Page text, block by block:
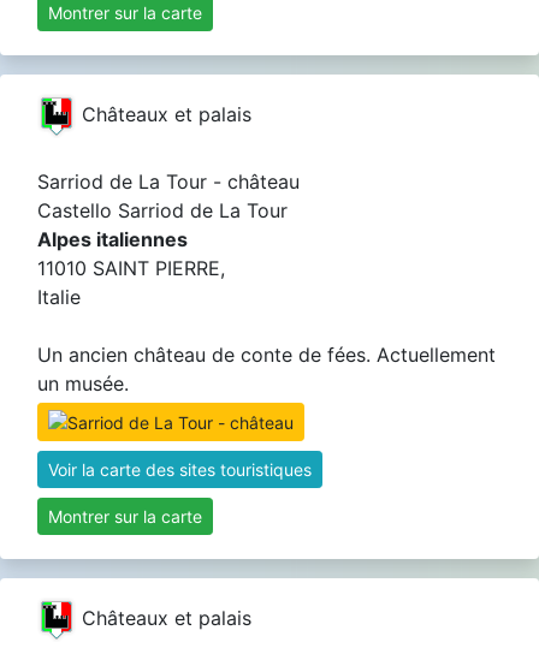
Montrer sur la carte
Châteaux et palais
Sarriod de La Tour - château
Castello Sarriod de La Tour
Alpes italiennes
11010 SAINT PIERRE,
Italie
Un ancien château de conte de fées. Actuellement
un musée.
Voir la carte des sites touristiques
Montrer sur la carte
Châteaux et palais